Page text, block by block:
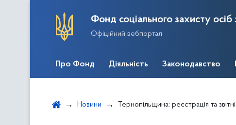
Фонд соціального захисту осіб
Офіційний вебпортал
Про Фонд Діяльність Законодавство
Новини Тернопільщина: реєстрація та